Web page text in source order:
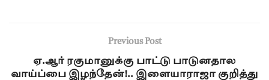
Previous Post
ஏ.ஆர் ரகுமானுக்கு பாட்டு பாடுனதால
வாய்ப்பை இழந்தேன்!.. இளையாராஜா குறித்து